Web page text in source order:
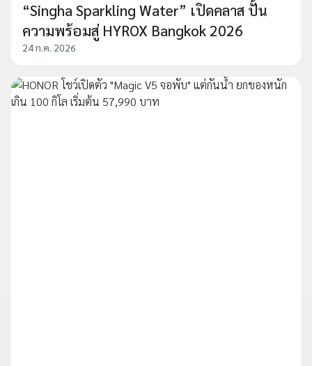
“Singha Sparkling Water” เปิดคลาส ปั้น
ความพร้อมสู่ HYROX Bangkok 2026
24 ก.ค. 2026